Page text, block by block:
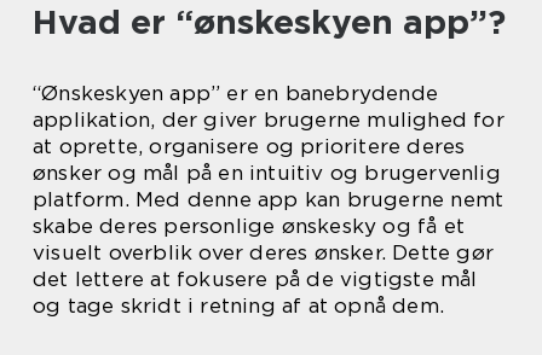
Hvad er “ønskeskyen app”?
“Ønskeskyen app” er en banebrydende
applikation, der giver brugerne mulighed for
at oprette, organisere og prioritere deres
ønsker og mål på en intuitiv og brugervenlig
platform. Med denne app kan brugerne nemt
skabe deres personlige ønskesky og få et
visuelt overblik over deres ønsker. Dette gør
det lettere at fokusere på de vigtigste mål
og tage skridt i retning af at opnå dem.